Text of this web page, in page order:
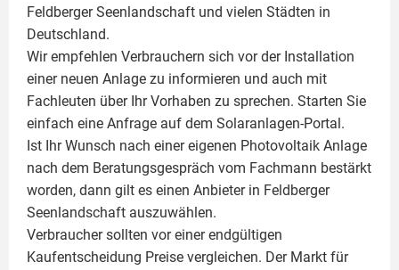
Feldberger Seenlandschaft und vielen Städten in
Deutschland.
Wir empfehlen Verbrauchern sich vor der Installation
einer neuen Anlage zu informieren und auch mit
Fachleuten über Ihr Vorhaben zu sprechen. Starten Sie
einfach eine Anfrage auf dem Solaranlagen-Portal.
Ist Ihr Wunsch nach einer eigenen Photovoltaik Anlage
nach dem Beratungsgespräch vom Fachmann bestärkt
worden, dann gilt es einen Anbieter in Feldberger
Seenlandschaft auszuwählen.
Verbraucher sollten vor einer endgültigen
Kaufentscheidung Preise vergleichen. Der Markt für